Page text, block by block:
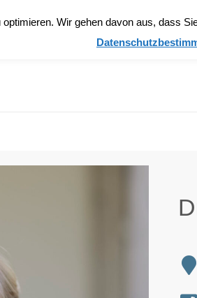
Wir gehen davon aus, dass